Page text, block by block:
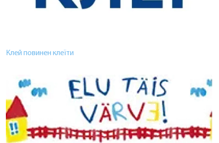
Клей повинен клеїти